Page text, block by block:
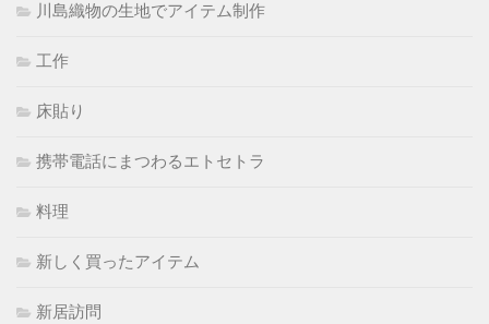
川島織物の生地でアイテム制作
工作
床貼り
携帯電話にまつわるエトセトラ
料理
新しく買ったアイテム
新居訪問